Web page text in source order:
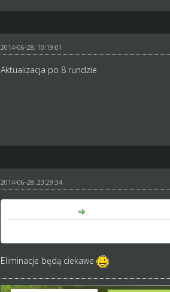
2014-06-28, 10:19:01
Aktualizacja po 8 rundzie
2014-06-28, 23:29:34
Eliminacje będą ciekawe